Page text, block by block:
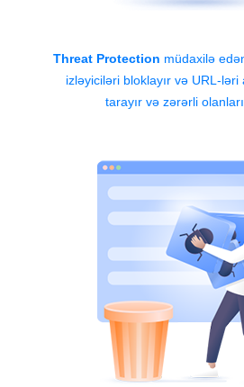
Threat Protection müdaxilə
izləyiciləri bloklayır və URL-
tarayır və zərərli